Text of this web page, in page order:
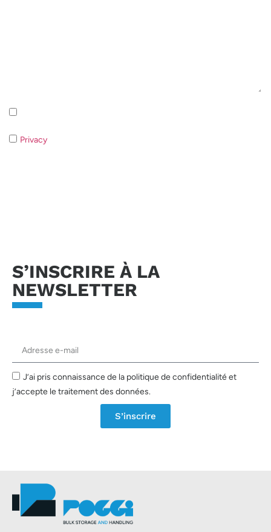
Privacy
S’INSCRIRE À LA
NEWSLETTER
J’ai pris connaissance de la politique de confidentialité et
j’accepte le traitement des données.
S’inscrire